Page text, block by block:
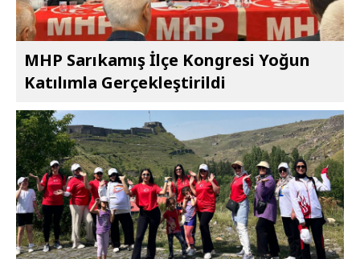
MHP Sarıkamış İlçe Kongresi Yoğun
Katılımla Gerçekleştirildi